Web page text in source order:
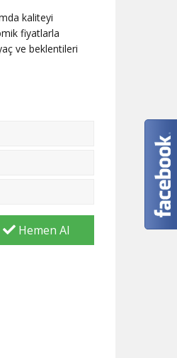
kaliteyi
fiyatlarla
ve beklentileri
Hemen Al